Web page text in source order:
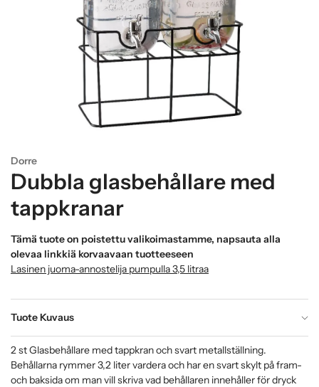
Dorre
Dubbla glasbehållare med
tappkranar
Tämä tuote on poistettu valikoimastamme, napsauta alla
olevaa linkkiä korvaavaan tuotteeseen
Lasinen juoma-annostelija pumpulla 3,5 litraa
Tuote Kuvaus
2 st Glasbehållare med tappkran och svart metallställning.
Behållarna rymmer 3,2 liter vardera och har en svart skylt på fram-
och baksida om man vill skriva vad behållaren innehåller för dryck